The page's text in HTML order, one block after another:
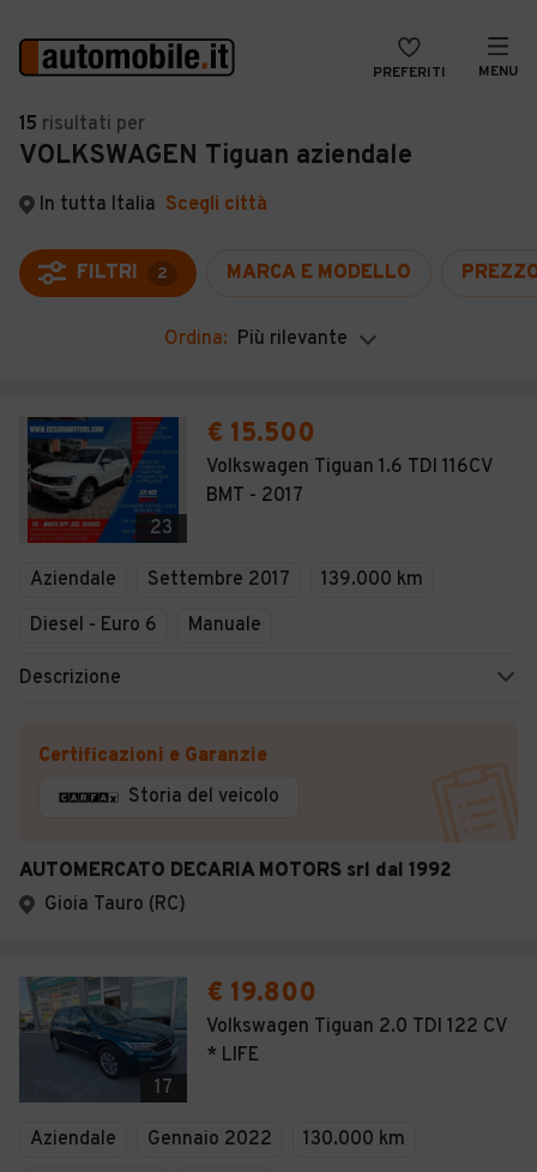
PREFERITI MENU
Auto
Auto usate
Auto Km 0
Auto Nuove
Noleggio a lungo termine
Moto
Camper
Veicoli Commerciali
VENDI
MAGAZINE
ACCEDI
15 risultati per
VOLKSWAGEN Tiguan aziendale
In tutta Italia Scegli città
FILTRI 2 MARCA E MODELLO
Ordina: Più rilevante
23
€ 15.500
Volkswagen Tiguan 1.6 TDI 116CV
BMT - 2017
Aziendale Settembre 2017
139.000 km
Diesel - Euro 6
Manuale
Descrizione
Certificazioni e Garanzie
Storia del veicolo
AUTOMERCATO DECARIA MOTORS srl dal 1992
Gioia Tauro (RC)
17
€ 19.800
Volkswagen Tiguan 2.0 TDI 122 CV
* LIFE
Aziendale Gennaio 2022
130.000 km